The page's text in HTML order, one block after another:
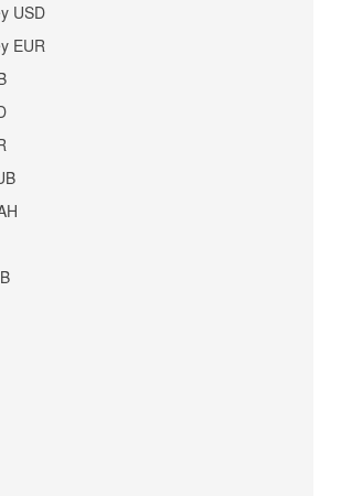
USD
EUR